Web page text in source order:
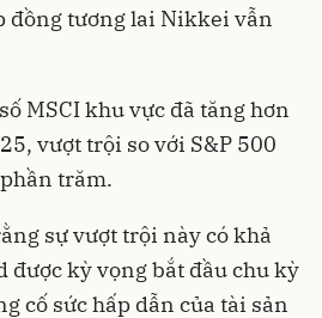
đồng tương lai Nikkei vẫn
MSCI khu vực đã tăng hơn
vượt trội so với S&P 500
trăm.
sự vượt trội này có khả
được kỳ vọng bắt đầu chu kỳ
cố sức hấp dẫn của tài sản